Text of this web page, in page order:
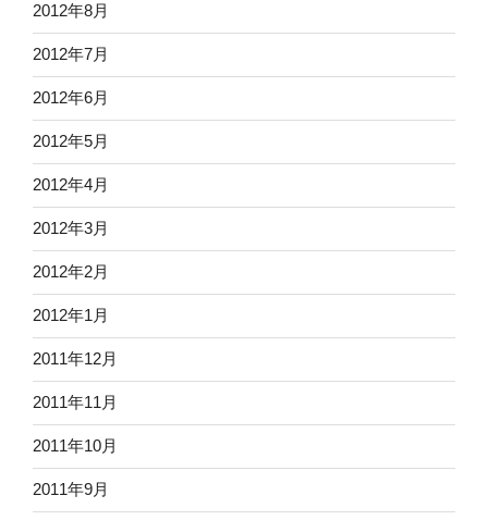
2012年8月
2012年7月
2012年6月
2012年5月
2012年4月
2012年3月
2012年2月
2012年1月
2011年12月
2011年11月
2011年10月
2011年9月